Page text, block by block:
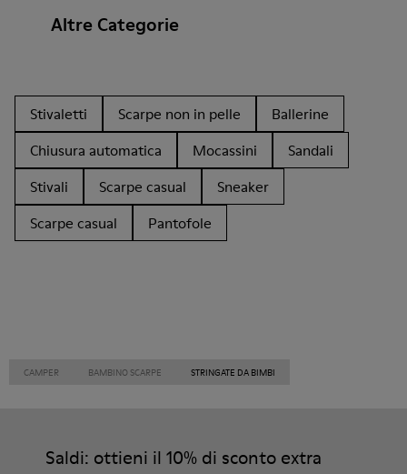
Altre Categorie
Stivaletti Scarpe non in pelle
Ballerine
Chiusura automatica
Mocassini
Sandali
Stivali
Scarpe casual
Sneaker
Scarpe casual
Pantofole
CAMPER BAMBINO SCARPE STRINGATE DA BIMBI
Saldi: ottieni il 10% di sconto extra